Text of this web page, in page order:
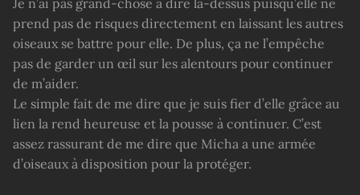
prend pas de risques directement en laissant les autres
oiseaux se battre pour elle. De plus, ça ne l’empêche
pas de garder un œil sur les alentours pour continuer
de m’aider.
Le simple fait de me dire que je suis fier d’elle grâce au
lien la rend heureuse et la pousse à continuer. C’est
assez rassurant de me dire que Micha a une armée
d’oiseaux à disposition pour la protéger.